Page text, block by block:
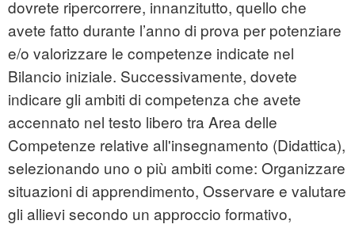
dovrete ripercorrere, innanzitutto, quello che
avete fatto durante l’anno di prova per potenziare
e/o valorizzare le competenze indicate nel
Bilancio iniziale. Successivamente, dovete
indicare gli ambiti di competenza che avete
accennato nel testo libero tra Area delle
Competenze relative all'insegnamento (Didattica),
selezionando uno o più ambiti come: Organizzare
situazioni di apprendimento, Osservare e valutare
gli allievi secondo un approccio formativo,